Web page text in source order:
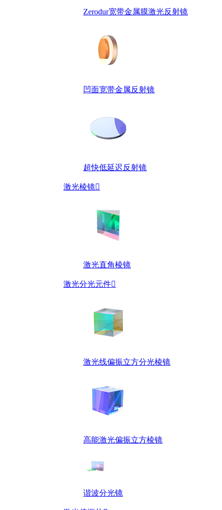
Zerodur宽带金属膜激光反射镜
凹面宽带金属反射镜
超快低延迟反射镜
激光棱镜
激光直角棱镜
激光分光元件
激光线偏振立方分光棱镜
高能激光偏振立方棱镜
谐波分光镜